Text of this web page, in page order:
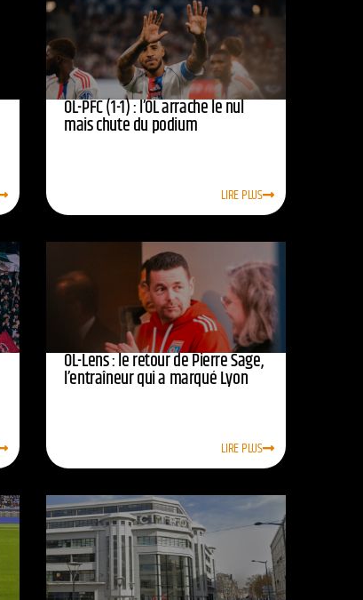
OL-PFC (1-1) : l’OL arrache le nul
mais chute du podium
LIRE PLUS
OL-Lens : le retour de Pierre Sage,
l’entraîneur qui a marqué Lyon
LIRE PLUS